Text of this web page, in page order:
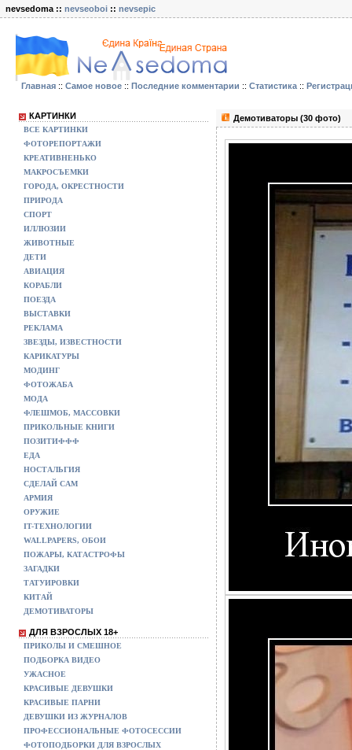
nevsedoma :: nevseoboi :: nevsepic
Главная :: Самое новое :: Последние комментарии :: Статистика ::
КАРТИНКИ
ВСЕ КАРТИНКИ
ФОТОРЕПОРТАЖИ
КРЕАТИВНЕНЬКО
МАКРОСЪЕМКИ
ГОРОДА, ОКРЕСТНОСТИ
ПРИРОДА
СПОРТ
ИЛЛЮЗИИ
ЖИВОТНЫЕ
ДЕТИ
АВИАЦИЯ
КОРАБЛИ
ПОЕЗДА
ВЫСТАВКИ
РЕКЛАМА
ЗВЕЗДЫ, ИЗВЕСТНОСТИ
КАРИКАТУРЫ
МОДИНГ
ФОТОЖАБА
МОДА
ФЛЕШМОБ, МАССОВКИ
ПРИКОЛЬНЫЕ КНИГИ
ПОЗИТИФФФ
ЕДА
НОСТАЛЬГИЯ
СДЕЛАЙ САМ
АРМИЯ
ОРУЖИЕ
IT-ТЕХНОЛОГИИ
WALLPAPERS, ОБОИ
ПОЖАРЫ, КАТАСТРОФЫ
ЗАГАДКИ
ТАТУИРОВКИ
КИТАЙ
ДЕМОТИВАТОРЫ
ДЛЯ ВЗРОСЛЫХ 18+
ПРИКОЛЫ И СМЕШНОЕ
ПОДБОРКА ВИДЕО
УЖАСНОЕ
КРАСИВЫЕ ДЕВУШКИ
КРАСИВЫЕ ПАРНИ
ДЕВУШКИ ИЗ ЖУРНАЛОВ
ПРОФЕССИОНАЛЬНЫЕ ФОТОСЕССИИ
ФОТОПОДБОРКИ ДЛЯ ВЗРОСЛЫХ
Демотиваторы (30 фото)